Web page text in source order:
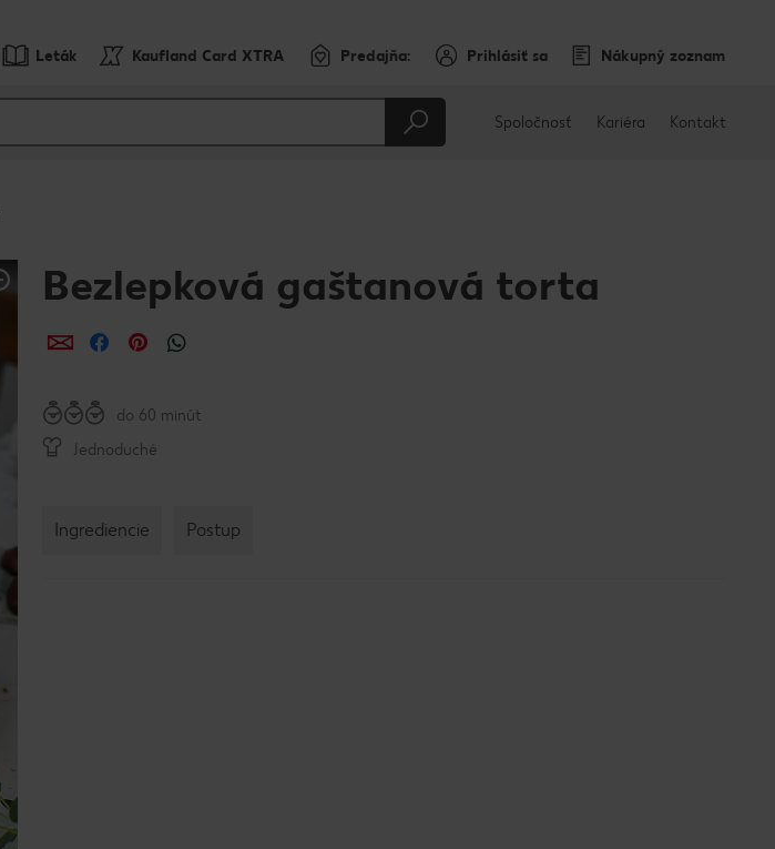
Leták Kaufland Card XTRA Predajňa: Prihlásiť sa Nákupný zoznam
Spoločnosť Kariéra Kontakt
Bezlepková gaštanová torta
ZdieľaťZdieľaťZdieľať
do 60 minút
Jednoduché
Ingrediencie Postup